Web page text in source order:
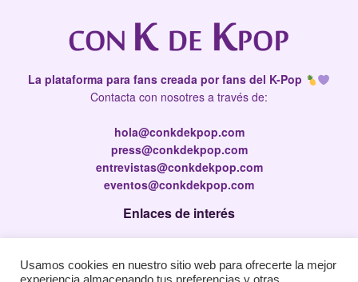
La plataforma para fans creada por fans del K-Pop
Contacta con nosotres a través de:
hola@conkdekpop.com
press@conkdekpop.com
entrevistas@conkdekpop.com
eventos@conkdekpop.com
Enlaces de interés
Política de privacidad
Usamos cookies en nuestro sitio web para ofrecerte la mejor